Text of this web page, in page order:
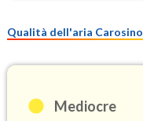
Qualità dell'aria Carosino
Mediocre